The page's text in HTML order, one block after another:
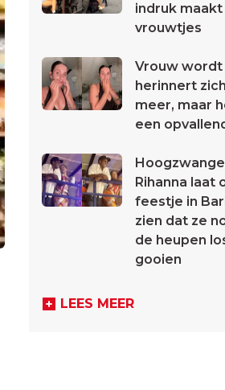
indruk
vrouwtjes
Vrouw wordt
herinnert
meer, maar
een
Rihanna laat
feestje in
zien dat ze
de heupen
gooien
LEES MEER